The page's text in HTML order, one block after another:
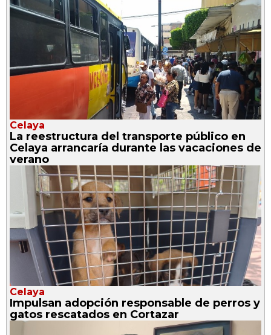
Celaya
La reestructura del transporte público en
Celaya arrancaría durante las vacaciones de
verano
Celaya
Impulsan adopción responsable de perros y
gatos rescatados en Cortazar